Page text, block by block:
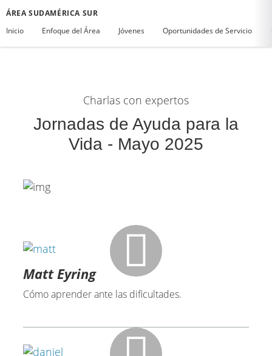
ÁREA SUDAMÉRICA SUR
Inicio
Enfoque del Área Jóvenes Oportunidades de Servicio
Charlas con expertos
Jornadas de Ayuda para la
Vida - Mayo 2025
Matt Eyring
Cómo aprender ante las dificultades.